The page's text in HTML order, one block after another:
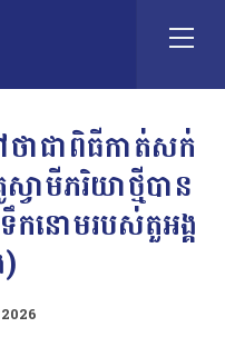
ថាជាពិធីកាត់សក់
ាមីភរិយាថ្មីបាន
កនោមរបស់តួអង្គ